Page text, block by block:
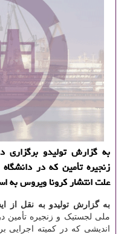
به گزارش تولیدو
زنجیره تأمین كه در
علت انتشار كرونا ویروس به
به گزارش تولیدو به نقل از
ملی لجستیک و زنجیره تأمین
اندیشی که در کمیته اجرایی